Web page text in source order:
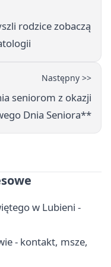
rodzice zobaczą
Następny >>
seniorom z okazji
Dnia Seniora**
w Lubieni -
- kontakt, msze,